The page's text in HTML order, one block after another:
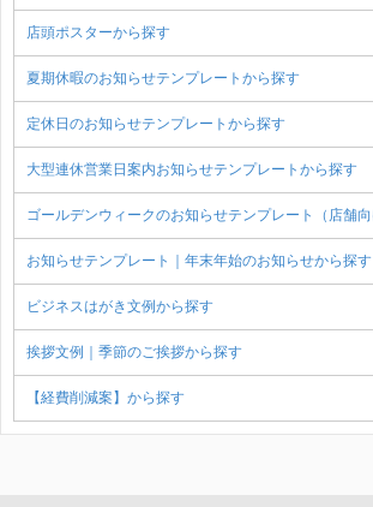
店頭ポスターから探す
夏期休暇のお知らせテンプレートから探す
定休日のお知らせテンプレートから探す
大型連休営業日案内お知らせテンプレートから探す
ゴールデンウィークのお知らせテンプレート（店舗
お知らせテンプレート｜年末年始のお知らせから探す
ビジネスはがき文例から探す
挨拶文例｜季節のご挨拶から探す
【経費削減案】から探す